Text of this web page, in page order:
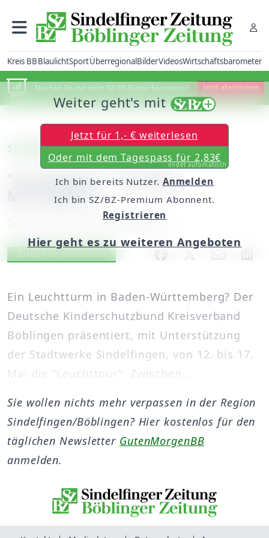
Kreis BBBlaulichtSportÜberregionalBilderVideosWirtschaftsbarometer
Machen Sie mit beim SZ/BZ-Bürgerbarometer! Jetzt abstimmen
Sindelfingen: Ab 12. Mai
"Leuchttour" auf dem
Marktplatz
Samstag, 09. Mai 2009, 00:00 Uhr
Artikel vorlesen
Exklusiv für Abonnenten
Ein Leuchtturm in Baden-Württemberg? Der
Deutsche Kinderschutzbund Kreisverband
Böblingen präsentiert, mit Unterstützung
der Stadtwerke Sindelfingen, von 12. bis 17.
Mai die "Leuchttour". Zwischen ...
Weiter geht's mit
Jetzt für 1,- € weiterlesen
Oder mit dem Tagespass für 2,83€
endet automatisch
Ich bin bereits Nutzer. Anmelden
Ich bin SZ/BZ-Premium Abonnent.
Registrieren
Hier geht es zu weiteren Angeboten
Sie wollen nichts mehr verpassen in der Region
Sindelfingen/Böblingen? Hier kostenlos für den
täglichen Newsletter GutenMorgenBB
anmelden.